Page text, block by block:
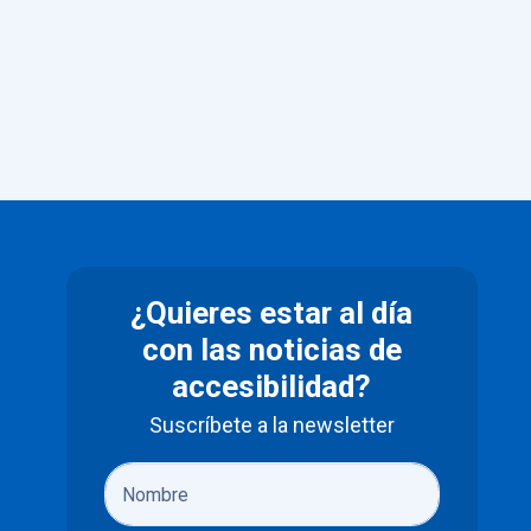
¿Quieres estar al día
con las noticias de
accesibilidad?
Suscríbete a la newsletter